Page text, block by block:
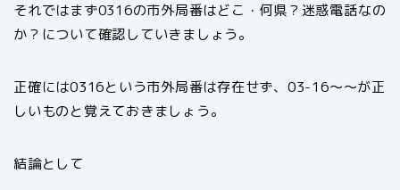
それではまず0316の市外局番はどこ・何県？迷惑電話なの
か？について確認していきましょう。
正確には0316という市外局番は存在せず、03-16～～が正
しいものと覚えておきましょう。
結論として